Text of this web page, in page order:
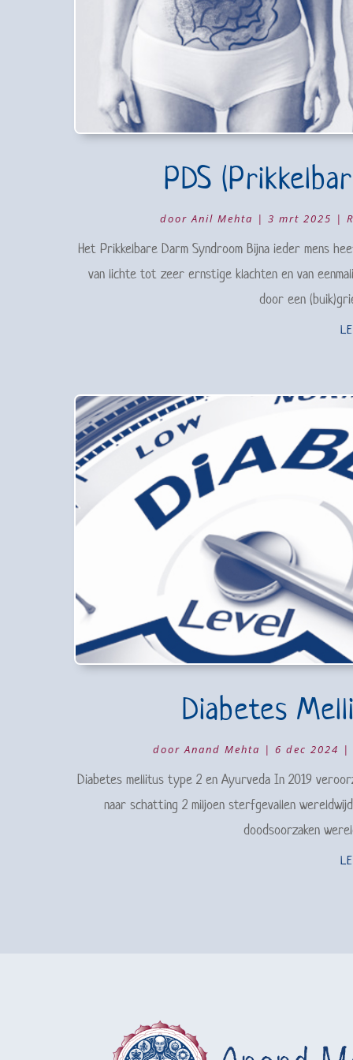
PDS
doorAnil Mehta |3 mrt 2025 |
Het Prikkelbare Darm Syndroom Bijna ieder mens
van lichte tot zeer ernstige klachten en van
door een
Diabetes
doorAnand Mehta |6 dec 2024
Diabetes mellitus type 2 en Ayurveda In 2019
naar schatting 2 miljoen sterfgevallen
doodsoorzaken